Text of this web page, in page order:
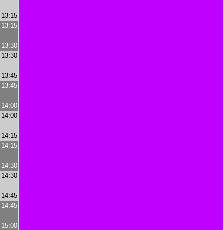
-
13:15
13:15
-
13:30
13:30
-
13:45
13:45
-
14:00
14:00
-
14:15
14:15
-
14:30
14:30
-
14:45
14:45
-
15:00